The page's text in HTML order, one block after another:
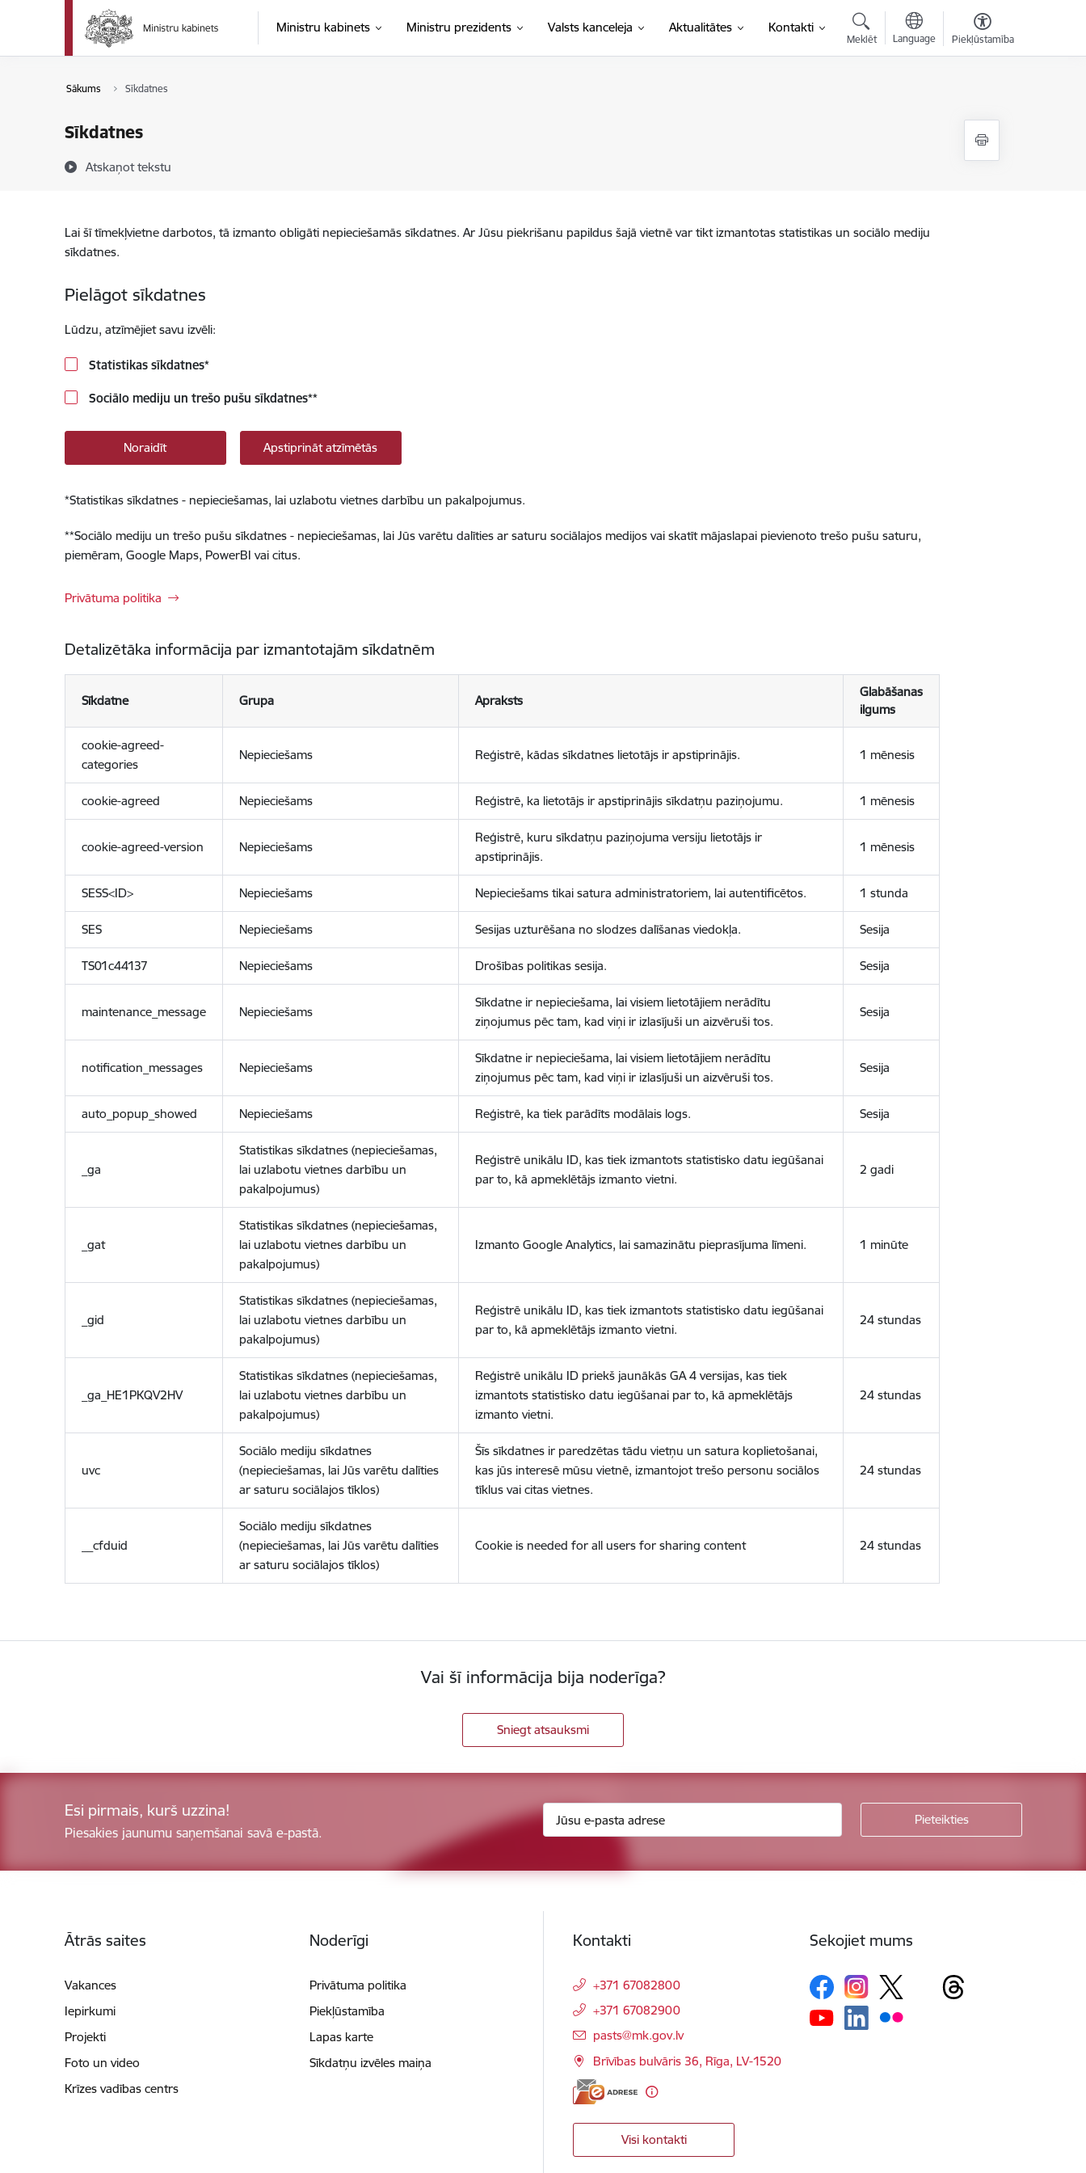
Pāriet uz lapas saturu
Ministru kabinets Ministru prezidents Valsts kanceleja Aktualitātes Kontakti
Meklēt Language Piekļūstamība
Sākums Sīkdatnes
Sīkdatnes
Atskaņot tekstu
Lai šī tīmekļvietne darbotos, tā izmanto obligāti nepieciešamās sīkdatnes. Ar Jūsu piekrišanu papildus šajā vietnē var tikt izmantotas statistikas un sociālo mediju
sīkdatnes.
Pielāgot sīkdatnes
Lūdzu, atzīmējiet savu izvēli:
Statistikas sīkdatnes*
Sociālo mediju un trešo pušu sīkdatnes**
Noraidīt Apstiprināt atzīmētās
*Statistikas sīkdatnes - nepieciešamas, lai uzlabotu vietnes darbību un pakalpojumus.
**Sociālo mediju un trešo pušu sīkdatnes - nepieciešamas, lai Jūs varētu dalīties ar saturu sociālajos medijos vai skatīt mājaslapai pievienoto trešo pušu saturu,
piemēram, Google Maps, PowerBI vai citus.
Privātuma politika
Detalizētāka informācija par izmantotajām sīkdatnēm
Sīkdatne Grupa Apraksts
Glabāšanas
ilgums
cookie-agreed-
categories
Nepieciešams Reģistrē, kādas sīkdatnes lietotājs ir apstiprinājis. 1 mēnesis
cookie-agreed Nepieciešams Reģistrē, ka lietotājs ir apstiprinājis sīkdatņu paziņojumu. 1 mēnesis
cookie-agreed-version Nepieciešams
Reģistrē, kuru sīkdatņu paziņojuma versiju lietotājs ir
apstiprinājis.
1 mēnesis
SESS<ID> Nepieciešams Nepieciešams tikai satura administratoriem, lai autentificētos. 1 stunda
SES Nepieciešams Sesijas uzturēšana no slodzes dalīšanas viedokļa. Sesija
TS01c44137 Nepieciešams Drošības politikas sesija. Sesija
maintenance_message Nepieciešams
Sīkdatne ir nepieciešama, lai visiem lietotājiem nerādītu
ziņojumus pēc tam, kad viņi ir izlasījuši un aizvēruši tos.
Sesija
notification_messages Nepieciešams
Sīkdatne ir nepieciešama, lai visiem lietotājiem nerādītu
ziņojumus pēc tam, kad viņi ir izlasījuši un aizvēruši tos.
Sesija
auto_popup_showed Nepieciešams Reģistrē, ka tiek parādīts modālais logs. Sesija
_ga
Statistikas sīkdatnes (nepieciešamas,
lai uzlabotu vietnes darbību un
pakalpojumus)
Reģistrē unikālu ID, kas tiek izmantots statistisko datu iegūšanai
par to, kā apmeklētājs izmanto vietni.
2 gadi
_gat
Statistikas sīkdatnes (nepieciešamas,
lai uzlabotu vietnes darbību un
pakalpojumus)
Izmanto Google Analytics, lai samazinātu pieprasījuma līmeni. 1 minūte
_gid
Statistikas sīkdatnes (nepieciešamas,
lai uzlabotu vietnes darbību un
pakalpojumus)
Reģistrē unikālu ID, kas tiek izmantots statistisko datu iegūšanai
par to, kā apmeklētājs izmanto vietni.
24 stundas
_ga_HE1PKQV2HV
Statistikas sīkdatnes (nepieciešamas,
lai uzlabotu vietnes darbību un
pakalpojumus)
Reģistrē unikālu ID priekš jaunākās GA 4 versijas, kas tiek
izmantots statistisko datu iegūšanai par to, kā apmeklētājs
izmanto vietni.
24 stundas
uvc
Sociālo mediju sīkdatnes
(nepieciešamas, lai Jūs varētu dalīties
ar saturu sociālajos tīklos)
Šīs sīkdatnes ir paredzētas tādu vietņu un satura koplietošanai,
kas jūs interesē mūsu vietnē, izmantojot trešo personu sociālos
tīklus vai citas vietnes.
24 stundas
__cfduid
Sociālo mediju sīkdatnes
(nepieciešamas, lai Jūs varētu dalīties
ar saturu sociālajos tīklos)
Cookie is needed for all users for sharing content 24 stundas
Vai šī informācija bija noderīga?
Sniegt atsauksmi
Esi pirmais, kurš uzzina!
Piesakies jaunumu saņemšanai savā e-pastā.
Ātrās saites
Vakances
Iepirkumi
Projekti
Foto un video
Krīzes vadības centrs
Noderīgi
Privātuma politika
Piekļūstamība
Lapas karte
Sīkdatņu izvēles maiņa
Kontakti
+371 67082800
+371 67082900
E-pasts:
pasts@mk.gov.lv
Brīvības bulvāris 36, Rīga, LV-1520
Visi kontakti
Sekojiet mums